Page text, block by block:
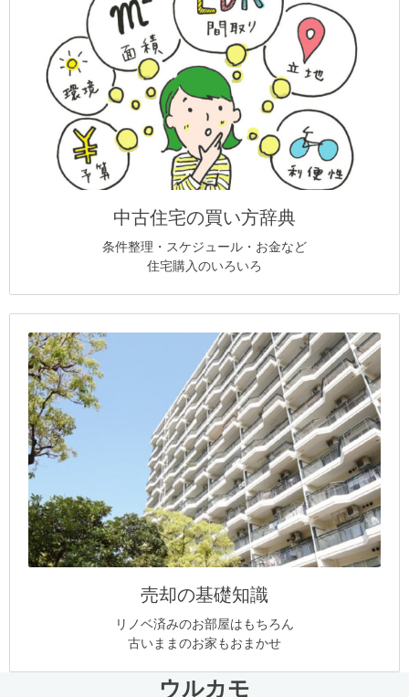
中古住宅の買い方辞典
条件整理・スケジュール・お金など
住宅購入のいろいろ
売却の基礎知識
リノベ済みのお部屋はもちろん
古いままのお家もおまかせ
ウルカモ